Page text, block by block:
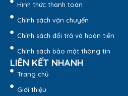
Hình thức thanh toán
Chính sách vận chuyển
Chính sách đổi trả và hoàn tiền
Chính sách bảo mật thông tin
LIÊN KẾT NHANH
Trang chủ
Giới thiệu